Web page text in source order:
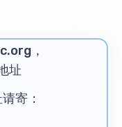
，
址
寄：